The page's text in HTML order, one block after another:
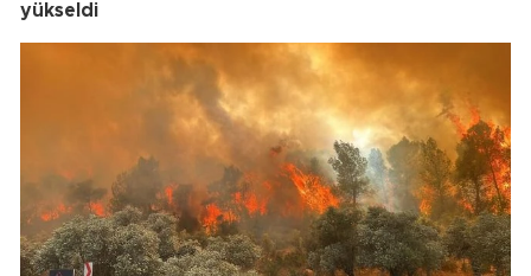
yükseldi